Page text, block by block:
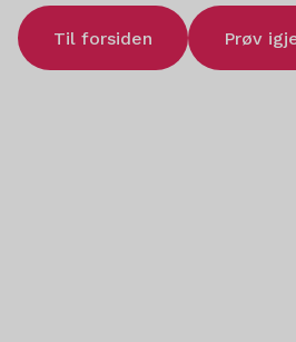
Til forsiden Prøv